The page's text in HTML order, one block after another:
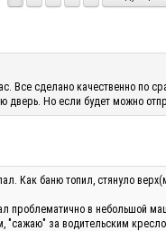
Все сделано качественно по
дверь. Но если будет можно
Как баню топил, стянуло
проблематично в небольшой
"сажаю" за водительским